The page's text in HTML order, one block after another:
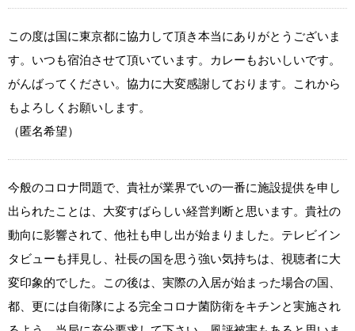
この度は国に東京都に協力して頂き本当にありがとうございま
す。いつも宿泊させて頂いています。カレーもおいしいです。
がんばってください。協力に大変感謝しております。これから
もよろしくお願いします。
（匿名希望）
今般のコロナ問題で、貴社が業界でいの一番に施設提供を申し
出られたことは、大変すばらしい経営判断と思います。貴社の
動向に影響されて、他社も申し出が始まりました。テレビイン
タビューも拝見し、社長の国を思う強い気持ちは、視聴者に大
変印象的でした。この後は、実際の入居が始まった場合の国、
都、更には自衛隊による完全コロナ菌防衛をキチンと実施され